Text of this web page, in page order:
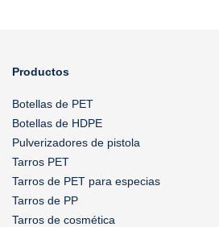
Productos
Botellas de PET
Botellas de HDPE
Pulverizadores de pistola
Tarros PET
Tarros de PET para especias
Tarros de PP
Tarros de cosmética